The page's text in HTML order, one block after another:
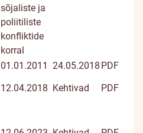
sõjaliste ja
poliitiliste
konfliktide
korral
01.01.2011 24.05.2018 PDF
12.04.2018 Kehtivad
PDF